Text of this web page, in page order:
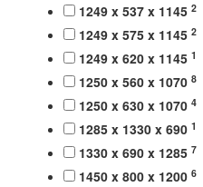
1249 x 537 x 1145 2
1249 x 575 x 1145 2
1249 x 620 x 1145 1
1250 x 560 x 1070 8
1250 x 630 x 1070 4
1285 x 1330 x 690 1
1330 x 690 x 1285 7
1450 x 800 x 1200 6